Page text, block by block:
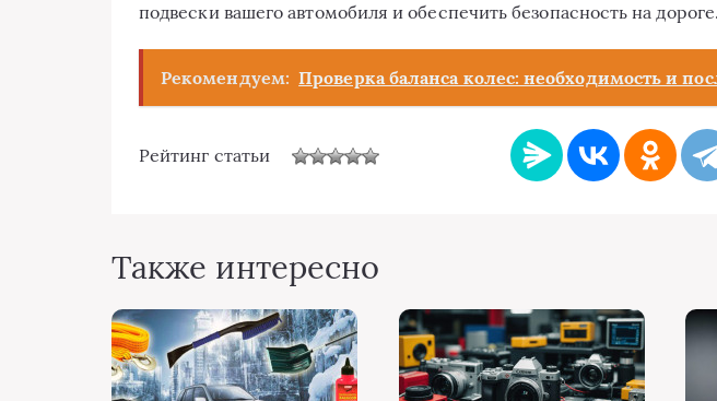
подвески вашего автомобиля и обеспечить безопасность на дороге.
Рекомендуем: Проверка баланса колес: необходимость и
Рейтинг статьи
Также интересно